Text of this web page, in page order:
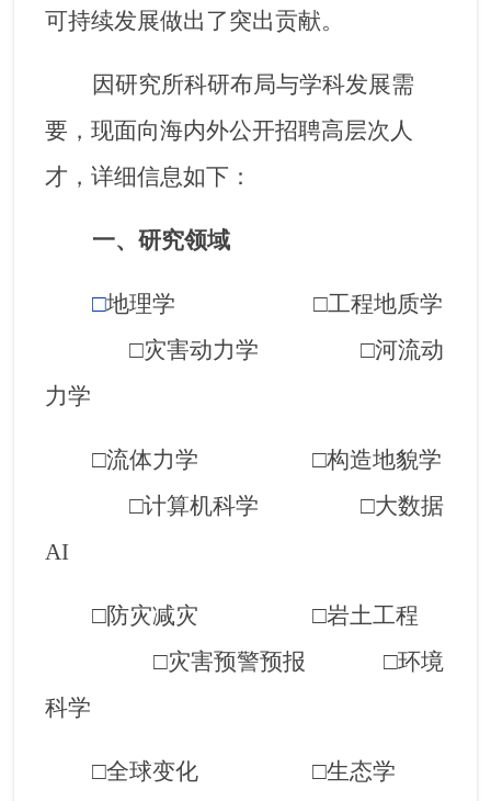
可持续发展做出了突出贡献。
因研究所科研布局与学科发展需
要，现面向海内外公开招聘高层次人
才，详细信息如下：
一、研究领域
□地理学
□工程地质学
□灾害动力学 □河流动
力学
□流体力学 □构造地貌学
□计算机科学 □大数据
AI
□防灾减灾 □岩土工程
□灾害预警预报 □环境
科学
□全球变化 □生态学